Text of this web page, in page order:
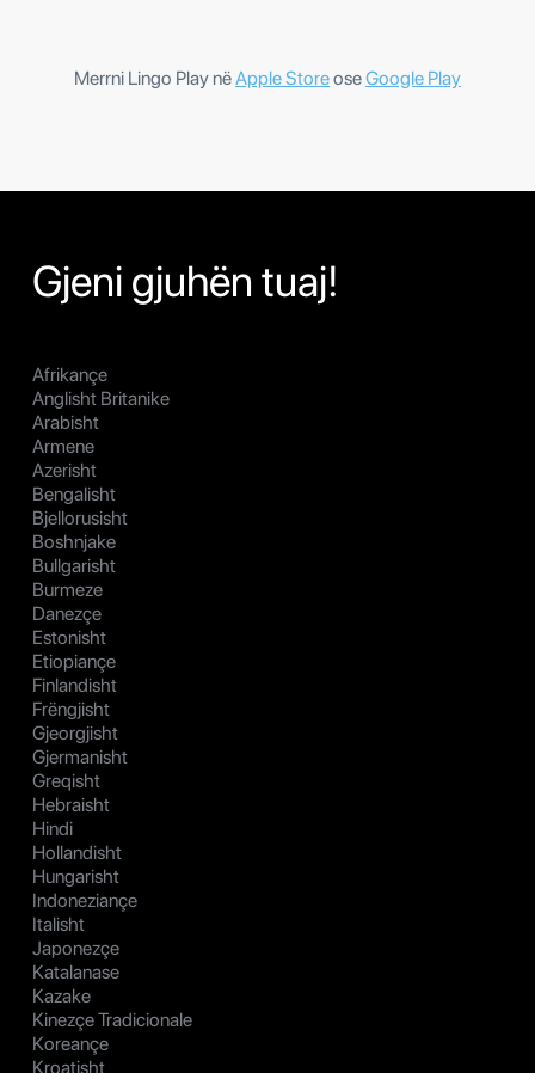
Merrni Lingo Play nëApple StoreoseGoogle Play
Gjeni gjuhën tuaj!
Afrikançe
Anglisht Britanike
Arabisht
Armene
Azerisht
Bengalisht
Bjellorusisht
Boshnjake
Bullgarisht
Burmeze
Danezçe
Estonisht
Etiopiançe
Finlandisht
Frëngjisht
Gjeorgjisht
Gjermanisht
Greqisht
Hebraisht
Hindi
Hollandisht
Hungarisht
Indoneziançe
Italisht
Japonezçe
Katalanase
Kazake
Kinezçe Tradicionale
Koreançe
Kroatisht